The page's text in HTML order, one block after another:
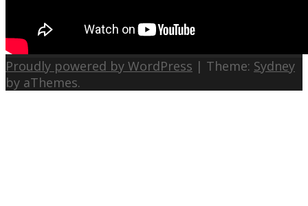
Proudly powered by WordPress | Theme: Sydney
by aThemes.